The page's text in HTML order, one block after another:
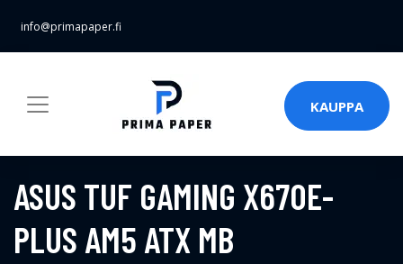
info@primapaper.fi
KAUPPA
ASUS TUF GAMING X670E-
PLUS AM5 ATX MB